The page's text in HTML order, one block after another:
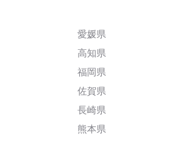
愛媛県
高知県
福岡県
佐賀県
長崎県
熊本県